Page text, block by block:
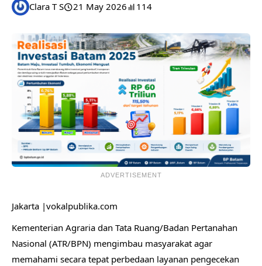
Clara T S 21 May 2026 114
ADVERTISEMENT
Jakarta |vokalpublika.com
Kementerian Agraria dan Tata Ruang/Badan Pertanahan
Nasional (ATR/BPN) mengimbau masyarakat agar
memahami secara tepat perbedaan layanan pengecekan